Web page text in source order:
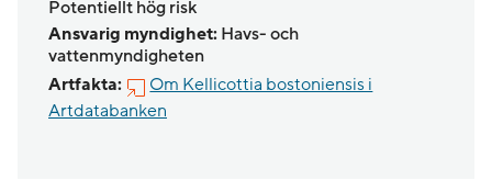
Potentiellt hög risk
Ansvarig myndighet: Havs- och
vattenmyndigheten
Artfakta:
Om Kellicottia bostoniensis i
Artdatabanken